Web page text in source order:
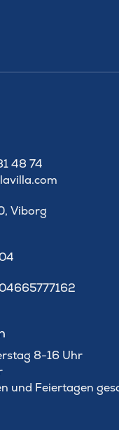
48 74
Viborg
8-16 Uhr
und Feiertagen